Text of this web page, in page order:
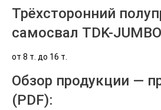
Трёхсторонний
самосвал TDK-JUMBO
от 8 т. до 16 т.
Обзор продукции —
(PDF):